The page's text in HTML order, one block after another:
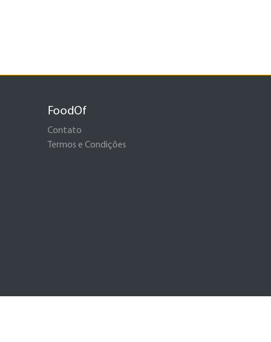
FoodOf
Contato
Termos e Condições